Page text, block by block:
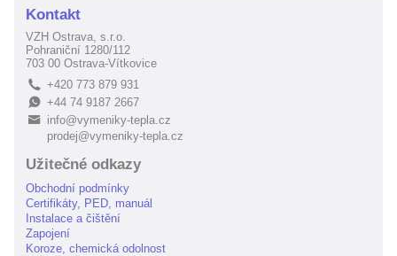
Kontakt
VZH Ostrava, s.r.o.
Pohraniční 1280/112
703 00 Ostrava-Vítkovice
L +420 773 879 931
E+44 74 9187 2667
B
info@vymeniky-tepla.cz
prodej@vymeniky-tepla.cz
Užitečné odkazy
Obchodní podmínky
Certifikáty, PED, manuál
Instalace a čištění
Zapojení
Koroze, chemická odolnost